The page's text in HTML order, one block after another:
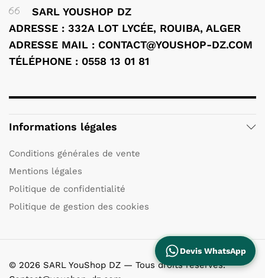
SARL YOUSHOP DZ
ADRESSE : 332A LOT LYCÉE, ROUIBA, ALGER
ADRESSE MAIL : CONTACT@YOUSHOP-DZ.COM
TÉLÉPHONE : 0558 13 01 81
Informations légales
Conditions générales de vente
Mentions légales
Politique de confidentialité
Politique de gestion des cookies
© 2026 SARL YouShop DZ — Tous droits réservés.
Devis WhatsApp